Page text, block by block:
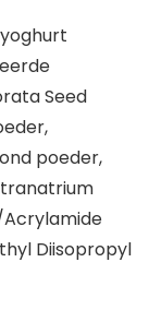
Seed
poeder,
Diisopropyl